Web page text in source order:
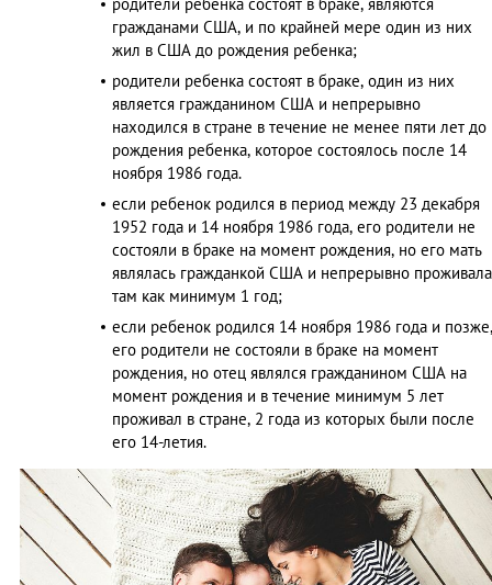
гражданами США, и по крайней мере один из них
жил в США до рождения ребенка;
родители ребенка состоят в браке, один из них
является гражданином США и непрерывно
находился в стране в течение не менее пяти лет до
рождения ребенка, которое состоялось после 14
ноября 1986 года.
если ребенок родился в период между 23 декабря
1952 года и 14 ноября 1986 года, его родители не
состояли в браке на момент рождения, но его мать
являлась гражданкой США и непрерывно проживала
там как минимум 1 год;
если ребенок родился 14 ноября 1986 года и позже,
его родители не состояли в браке на момент
рождения, но отец являлся гражданином США на
момент рождения и в течение минимум 5 лет
проживал в стране, 2 года из которых были после
его 14-летия.